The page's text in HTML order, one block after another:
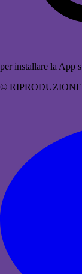
per installare la App
©